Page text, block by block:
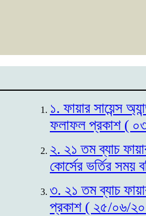
১. ফায়ার সায়েন্স
ফলাফল প্রকাশ (
২. ২১ তম ব্যাচ
কোর্সের ভর্তির
৩. ২১ তম ব্যাচ
প্রকাশ ( ২৫/০৬/